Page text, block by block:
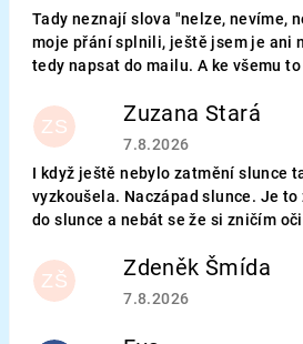
Tady neznají slova "nelze, nevíme,
moje přání splnili, ještě jsem je ani
tedy napsat do mailu. A ke všemu
ZS Zuzana Stará
Hodnocení obchodu je 5
7.8.2026
I když ještě nebylo zatmění slunce
vyzkoušela. Naczápad slunce. Je
do slunce a nebát se že si zničím oči
ZŠ Zdeněk Šmída
Hodnocení obchodu je 5
7.8.2026